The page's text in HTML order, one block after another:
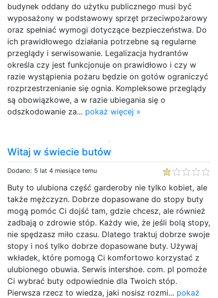
budynek oddany do użytku publicznego musi być
wyposażony w podstawowy sprzęt przeciwpożarowy
oraz spełniać wymogi dotyczące bezpieczeństwa. Do
ich prawidłowego działania potrzebne są regularne
przeglądy i serwisowanie. Legalizacja hydrantów
określa czy jest funkcjonuje on prawidłowo i czy w
razie wystąpienia pożaru będzie on gotów ograniczyć
rozprzestrzenianie się ognia. Kompleksowe przeglądy
są obowiązkowe, a w razie ubiegania się o
odszkodowanie za... pokaż więcej »
Witaj w świecie butów
Dodano: 5 lat 4 miesiące temu
Buty to ulubiona część garderoby nie tylko kobiet, ale
także mężczyzn. Dobrze dopasowane do stopy buty
mogą pomóc Ci dojść tam, gdzie chcesz, ale również
zadbają o zdrowie stóp. Każdy wie, że jeśli bolą stopy,
nie spędzasz miło czasu. Dlatego traktuj dobrze swoje
stopy i noś tylko dobrze dopasowane buty. Używaj
wkładek, które pomogą Ci komfortowo korzystać z
ulubionego obuwia. Serwis intershoe. com. pl pomoże
Ci wybrać buty odpowiednie dla Twoich stóp.
Pierwsza rzecz to wiedza, jaki nosisz rozmi... pokaż